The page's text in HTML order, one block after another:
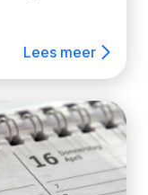
Lees meer